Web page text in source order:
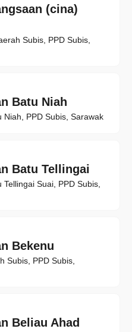
(cina)
Subis, PPD Subis,
Batu Niah
PPD Subis, Sarawak
Batu Tellingai
Suai, PPD Subis,
Bekenu
Subis, PPD Subis,
Beliau Ahad